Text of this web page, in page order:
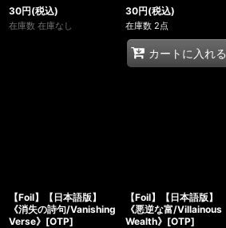
30円(税込)
在庫数 在庫なし
30円(税込)
在庫数 2点
カートに入れる
【Foil】【日本語版】
《消失の詩句/Vanishing
Verse》[OTP]
【Foil】【日本語版】
《悪逆な富/Villainous
Wealth》[OTP]